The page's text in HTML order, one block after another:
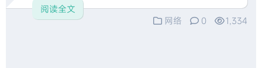
阅读全文
网络
0 1,334